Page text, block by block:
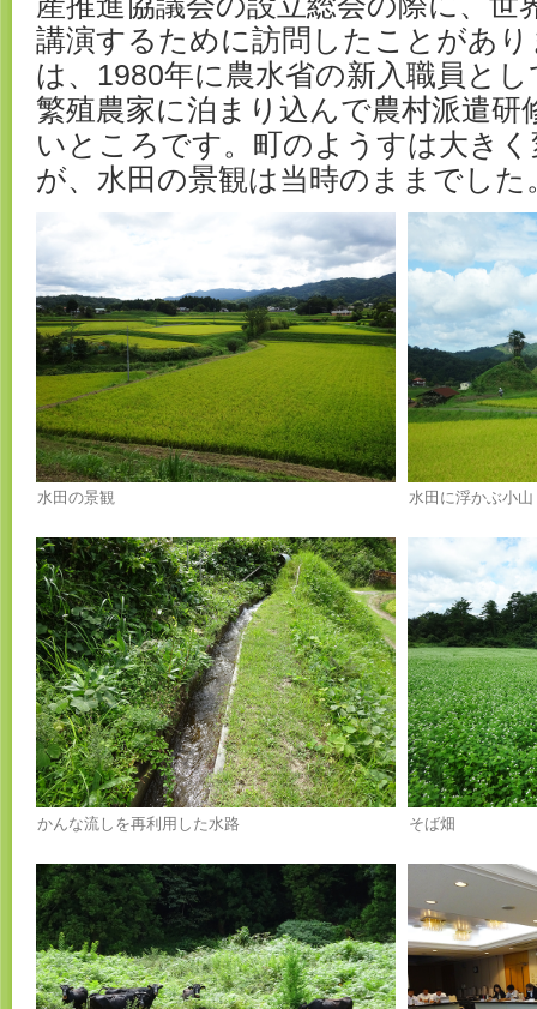
講演するために訪問したことがあ
は、1980年に農水省の新入職員と
繁殖農家に泊まり込んで農村派遣研
いところです。町のようすは大き
が、水田の景観は当時のままでした
水田の景観 水田に浮かぶ小山
かんな流しを再利用した水路 そば畑